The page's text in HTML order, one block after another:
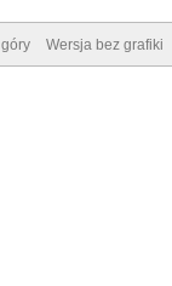
Wersja bez grafiki